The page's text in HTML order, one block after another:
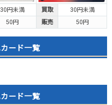
30円未満 買取
30円未満
50円 販売 50円
ード一覧
ード一覧